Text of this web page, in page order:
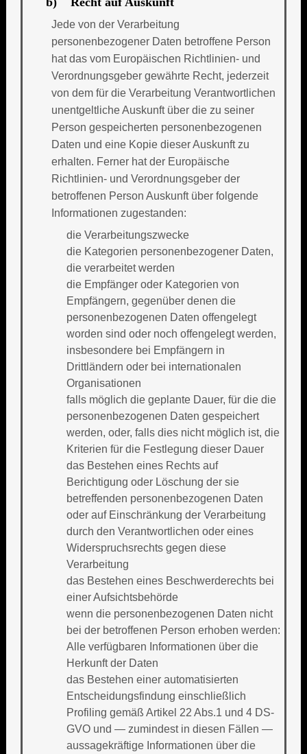
Jede von der Verarbeitung
personenbezogener Daten betroffene Person
hat das vom Europäischen Richtlinien- und
Verordnungsgeber gewährte Recht, jederzeit
von dem für die Verarbeitung Verantwortlichen
unentgeltliche Auskunft über die zu seiner
Person gespeicherten personenbezogenen
Daten und eine Kopie dieser Auskunft zu
erhalten. Ferner hat der Europäische
Richtlinien- und Verordnungsgeber der
betroffenen Person Auskunft über folgende
Informationen zugestanden:
die Verarbeitungszwecke
die Kategorien personenbezogener Daten,
die verarbeitet werden
die Empfänger oder Kategorien von
Empfängern, gegenüber denen die
personenbezogenen Daten offengelegt
worden sind oder noch offengelegt werden,
insbesondere bei Empfängern in
Drittländern oder bei internationalen
Organisationen
falls möglich die geplante Dauer, für die die
personenbezogenen Daten gespeichert
werden, oder, falls dies nicht möglich ist, die
Kriterien für die Festlegung dieser Dauer
das Bestehen eines Rechts auf
Berichtigung oder Löschung der sie
betreffenden personenbezogenen Daten
oder auf Einschränkung der Verarbeitung
durch den Verantwortlichen oder eines
Widerspruchsrechts gegen diese
Verarbeitung
das Bestehen eines Beschwerderechts bei
einer Aufsichtsbehörde
wenn die personenbezogenen Daten nicht
bei der betroffenen Person erhoben werden:
Alle verfügbaren Informationen über die
Herkunft der Daten
das Bestehen einer automatisierten
Entscheidungsfindung einschließlich
Profiling gemäß Artikel 22 Abs.1 und 4 DS-
GVO und — zumindest in diesen Fällen —
aussagekräftige Informationen über die